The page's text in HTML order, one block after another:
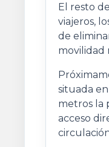
El resto
viajeros,
de
movilidad
situada
metros la
acceso